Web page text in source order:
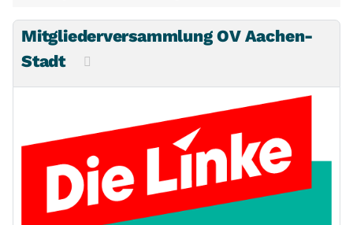
Mitgliederversammlung OV Aachen-
Stadt